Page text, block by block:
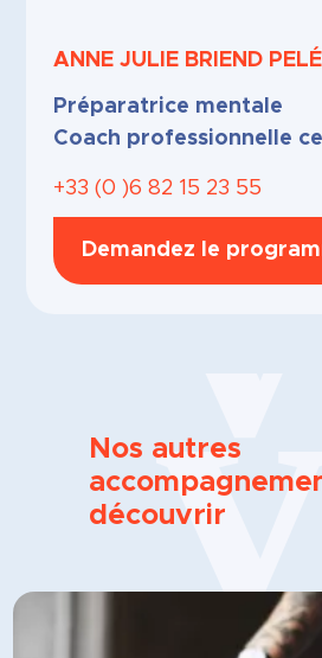
ANNE JULIE BRIEND PELÉ
Préparatrice mentale
Coach professionnelle
+33 (0 )6 82 15 23 55
Demandez le
Nos autres
découvrir